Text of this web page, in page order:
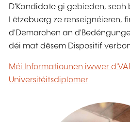
D'Kandidate gi gebieden, sech
Lëtzebuerg ze renseignéieren,
d'Demarchen an
déi mat dësem Dispositif
Méi Informatiounen iwwer
Universitéitsdiplomer